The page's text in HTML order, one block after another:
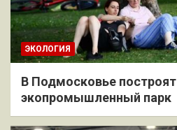
ЭКОЛОГИЯ
В Подмосковье построят
экопромышленный парк